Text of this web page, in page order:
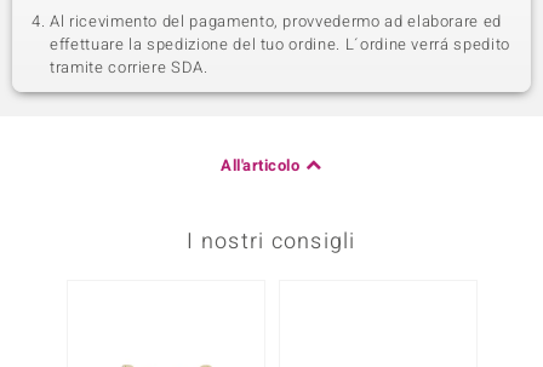
Al ricevimento del pagamento, provvedermo ad elaborare ed
effettuare la spedizione del tuo ordine. L´ordine verrá spedito
tramite corriere SDA.
All'articolo
I nostri consigli